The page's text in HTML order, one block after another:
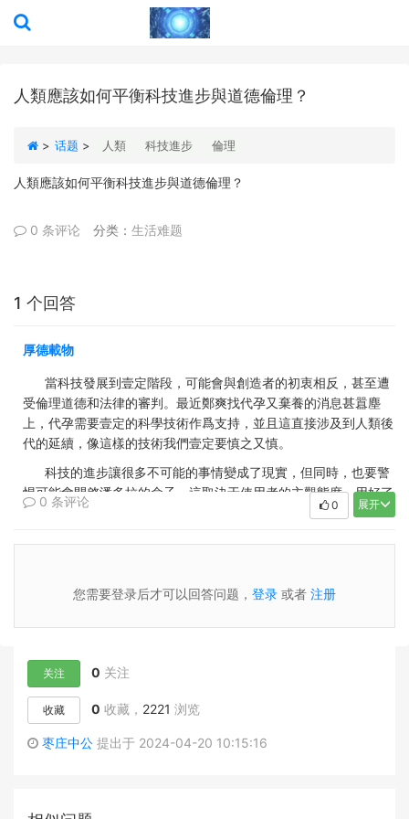
人類應該如何平衡科技進步與道德倫理？
> 话题 > 人類 科技進步 倫理
人類應該如何平衡科技進步與道德倫理？
0 条评论 分类： 生活难题
1 个回答
厚德載物
當科技發展到壹定階段，可能會與創造者的初衷相反，甚至遭
受倫理道德和法律的審判。最近鄭爽找代孕又棄養的消息甚囂塵
上，代孕需要壹定的科學技術作爲支持，並且這直接涉及到人類後
代的延續，像這樣的技術我們壹定要慎之又慎。
科技的進步讓很多不可能的事情變成了現實，但同時，也要警
惕可能會開啓潘多拉的盒子。這取決于使用者的主觀態度，用好了
就能造福人類，用不好就會給人類社會帶來災難性沖擊，科技本身
開始嘗試並逐漸的形成壹條灰色産業鏈，當時機成熟，它就可以正
事，我們還不能夠完全接受，中國的倫理道德還不允許，但中國有
4000萬不孕不育患者該怎麽辦，只能領養嗎？這樣，矛盾就來
了，技術上沒問題，可道德上不允許。
這種矛盾其實是由于發展相對過快的科技與社會意識的不同步
基因檢測、整容變性以及人種改造等，以煙草技術爲例，吸煙有害
0 条评论 展开
0
您需要登录后才可以回答问题， 登录 或者 注册
关注 0 关注
收藏 0 收藏， 2221 浏览
枣庄中公 提出于 2024-04-20 10:15:16